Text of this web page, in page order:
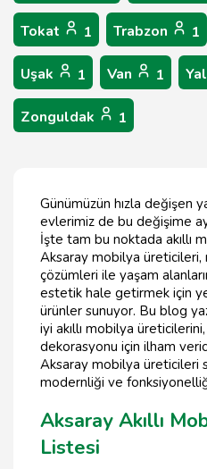
Tokat 1 Trabzon 1
Uşak 1 Van 1
Zonguldak 1
Günümüzün hızla değişen
evlerimiz de bu değişime
İşte tam bu noktada akıllı
Aksaray mobilya
çözümleri ile yaşam
estetik hale getirmek için
ürünler sunuyor. Bu blog
iyi akıllı mobilya
dekorasyonu için ilham
Aksaray mobilya üreticileri
modernliği ve
Aksaray Akıllı
Listesi